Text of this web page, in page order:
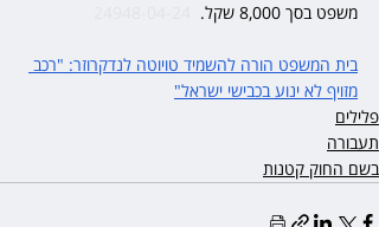
משפט בסך 8,000 שקל.
בית המשפט הורה להשמיד טויוטה לנדקרוזר: "רכב
מזויף לא ינוע בכבישי ישראל"
פלילים
תעבורה
בשם החוק קטנות